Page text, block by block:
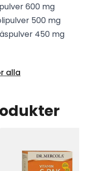
600 mg
500 mg
450 mg
alla